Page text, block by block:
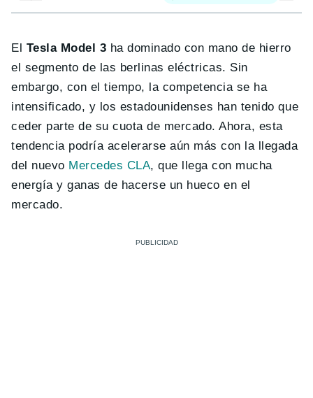
El Tesla Model 3 ha dominado con mano de hierro
el segmento de las berlinas eléctricas. Sin
embargo, con el tiempo, la competencia se ha
intensificado, y los estadounidenses han tenido que
ceder parte de su cuota de mercado. Ahora, esta
tendencia podría acelerarse aún más con la llegada
del nuevo Mercedes CLA, que llega con mucha
energía y ganas de hacerse un hueco en el
mercado.